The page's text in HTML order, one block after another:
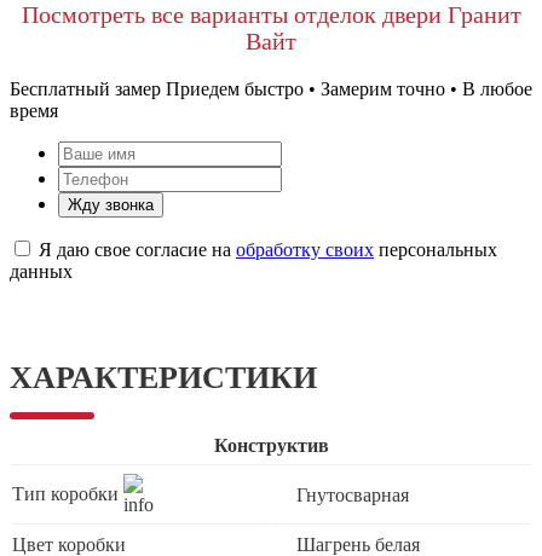
Посмотреть все варианты отделок двери Гранит
Вайт
Бесплатный замер Приедем быстро • Замерим точно • В любое
время
Жду звонка
Я даю свое согласие на обработку своих персональных
данных
ХАРАКТЕРИСТИКИ
Конструктив
Тип коробки Гнутосварная
Цвет коробки
Шагрень белая